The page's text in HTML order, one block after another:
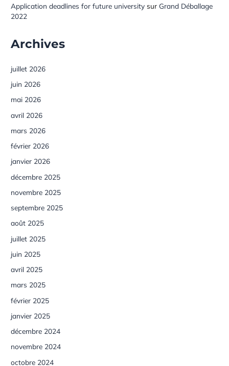
Application deadlines for future university surGrand Déballage
2022
Archives
juillet 2026
juin 2026
mai 2026
avril 2026
mars 2026
février 2026
janvier 2026
décembre 2025
novembre 2025
septembre 2025
août 2025
juillet 2025
juin 2025
avril 2025
mars 2025
février 2025
janvier 2025
décembre 2024
novembre 2024
octobre 2024